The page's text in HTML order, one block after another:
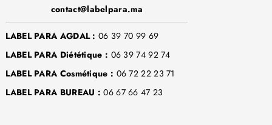
contact@labelpara.ma
LABEL PARA AGDAL : 06 39 70 99 69
LABEL PARA Diététique : 06 39 74 92 74
LABEL PARA Cosmétique : 06 72 22 23 71
LABEL PARA BUREAU : 06 67 66 47 23